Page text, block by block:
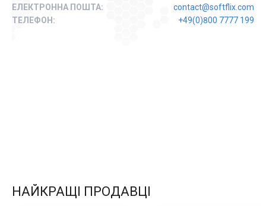
ЕЛЕКТРОННА ПОШТА:
contact@softflix.com
ТЕЛЕФОН : +49(0)800 7777 199
НАЙКРАЩІ ПРОДАВЦІ